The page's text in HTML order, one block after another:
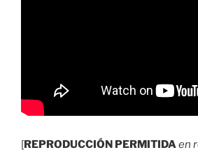
[REPRODUCCIÓN PERMITIDAen